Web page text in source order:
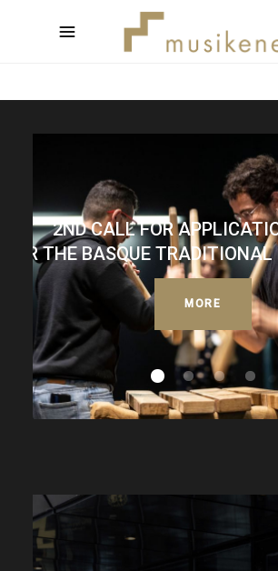
2ND CALL FOR
FOR THE BASQUE TRADITIONAL
MORE